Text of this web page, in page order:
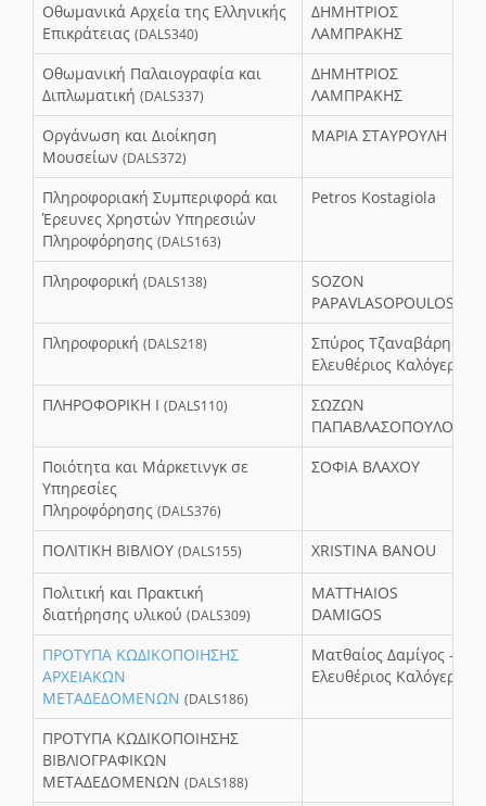
Οθωμανικά Αρχεία της Ελληνικής
Επικράτειας (DALS340)
ΔΗΜΗΤΡΙΟΣ
ΛΑΜΠΡΑΚΗΣ
Οθωμανική Παλαιογραφία και
Διπλωματική (DALS337)
ΔΗΜΗΤΡΙΟΣ
ΛΑΜΠΡΑΚΗΣ
Οργάνωση και Διοίκηση
Μουσείων (DALS372)
ΜΑΡΙΑ ΣΤΑΥΡΟΥΛΗ
Πληροφοριακή Συμπεριφορά και
Έρευνες Χρηστών Υπηρεσιών
Πληροφόρησης (DALS163)
Petros Kostagiola
Πληροφορική (DALS138)
SOZON
PAPAVLASOPOULOS
Πληροφορική (DALS218)
Σπύρος Τζαναβάρης -
Ελευθέριος Καλόγερος
ΠΛΗΡΟΦΟΡΙΚΗ I (DALS110)
ΣΩΖΩΝ
ΠΑΠΑΒΛΑΣΟΠΟΥΛΟΣ
Ποιότητα και Μάρκετινγκ σε
Υπηρεσίες
Πληροφόρησης (DALS376)
ΣΟΦΙΑ ΒΛΑΧΟΥ
ΠΟΛΙΤΙΚΗ ΒΙΒΛΙΟΥ (DALS155) XRISTINA BANOU
Πολιτική και Πρακτική
διατήρησης υλικού (DALS309)
MATTHAIOS
DAMIGOS
ΠΡΟΤΥΠΑ ΚΩΔΙΚΟΠΟΙΗΣΗΣ
ΑΡΧΕΙΑΚΩΝ
ΜΕΤΑΔΕΔΟΜΕΝΩΝ (DALS186)
Ματθαίος Δαμίγος -
Ελευθέριος Καλόγερος
ΠΡΟΤΥΠΑ ΚΩΔΙΚΟΠΟΙΗΣΗΣ
ΒΙΒΛΙΟΓΡΑΦΙΚΩΝ
ΜΕΤΑΔΕΔΟΜΕΝΩΝ (DALS188)